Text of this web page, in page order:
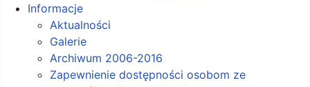
Informacje
Aktualności
Galerie
Archiwum 2006-2016
Zapewnienie dostępności osobom ze